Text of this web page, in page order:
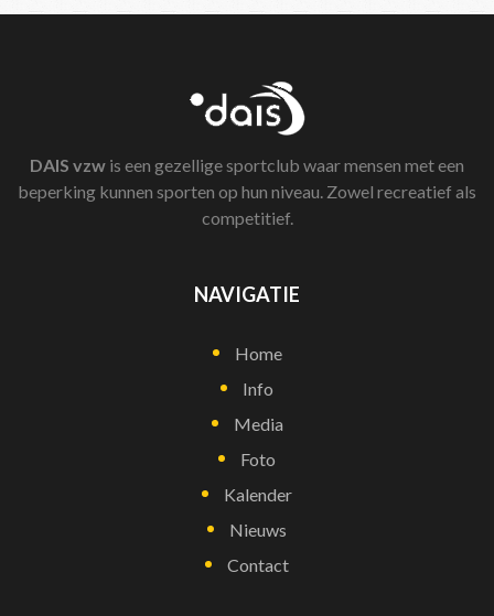
DAIS vzw is een gezellige sportclub waar mensen met een
beperking kunnen sporten op hun niveau. Zowel recreatief als
competitief.
NAVIGATIE
Home
Info
Media
Foto
Kalender
Nieuws
Contact